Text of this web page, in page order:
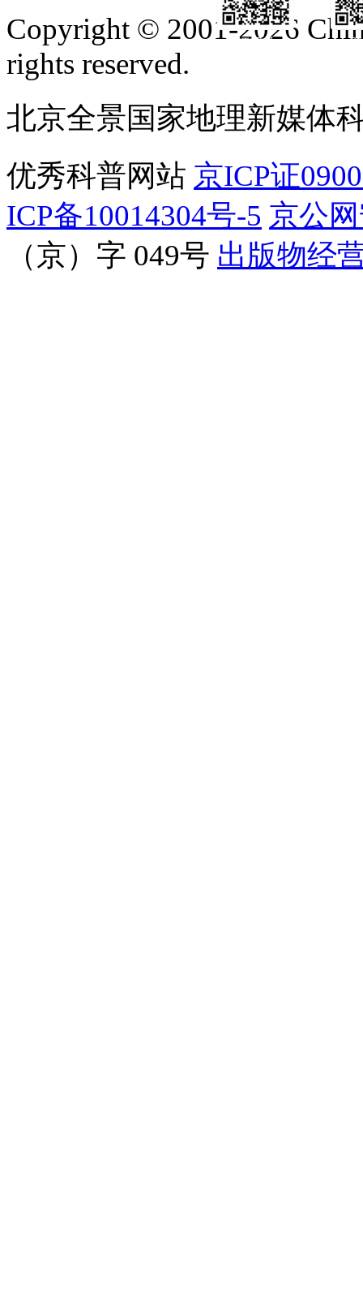
订阅号
Copyright © 2001-2026
rights reserved.
北京全景国家地理新媒体
优秀科普网站 京ICP证
ICP备10014304号-5 京公
（京）字 049号 出版物经